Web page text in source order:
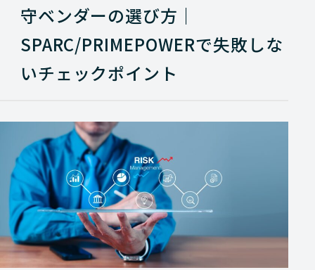
守ベンダーの選び方｜
SPARC/PRIMEPOWERで失敗しな
いチェックポイント